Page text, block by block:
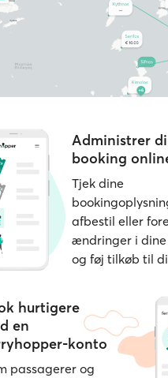
Administrer
booking
Tjek dine
afbestil eller
ændringer i
og føj tilkøb til
hurtigere
en
konto
passagerer og